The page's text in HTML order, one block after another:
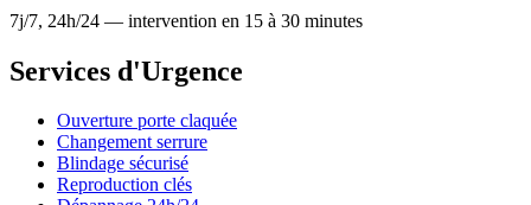
7j/7, 24h/24 — intervention en 15 à 30 minutes
Services d'Urgence
Ouverture porte claquée
Changement serrure
Blindage sécurisé
Reproduction clés